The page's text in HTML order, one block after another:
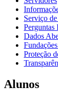
Serviço
Perguntas
Dados
Proteção
Alunos